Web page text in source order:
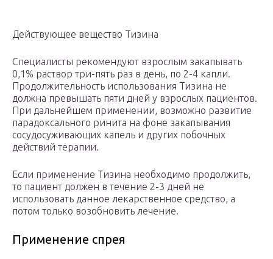
Действующее вещество Тизина
Специалисты рекомендуют взрослым закапывать
0,1% раствор три-пять раз в день, по 2-4 капли.
Продолжительность использования Тизина не
должна превышать пяти дней у взрослых пациентов.
При дальнейшем применении, возможно развитие
парадоксального ринита на фоне закапывания
сосудосуживающих капель и других побочных
действий терапии.
Если применение Тизина необходимо продолжить,
то пациент должен в течение 2-3 дней не
использовать данное лекарственное средство, а
потом только возобновить лечение.
Применение спрея